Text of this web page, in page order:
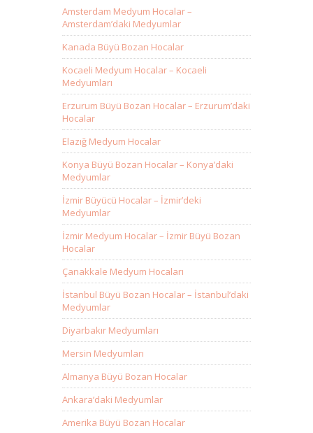
Amsterdam Medyum Hocalar –
Amsterdam’daki Medyumlar
Kanada Büyü Bozan Hocalar
Kocaeli Medyum Hocalar – Kocaeli
Medyumları
Erzurum Büyü Bozan Hocalar – Erzurum’daki
Hocalar
Elazığ Medyum Hocalar
Konya Büyü Bozan Hocalar – Konya’daki
Medyumlar
İzmir Büyücü Hocalar – İzmir’deki
Medyumlar
İzmir Medyum Hocalar – İzmir Büyü Bozan
Hocalar
Çanakkale Medyum Hocaları
İstanbul Büyü Bozan Hocalar – İstanbul’daki
Medyumlar
Diyarbakır Medyumları
Mersin Medyumları
Almanya Büyü Bozan Hocalar
Ankara’daki Medyumlar
Amerika Büyü Bozan Hocalar